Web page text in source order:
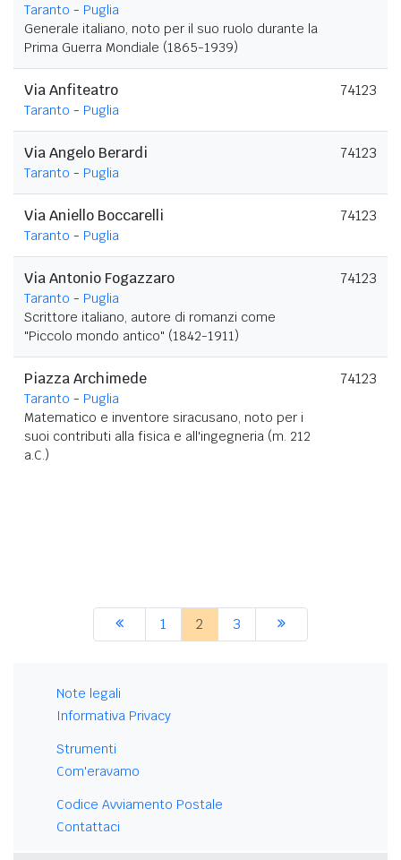
Taranto - Puglia
Generale italiano, noto per il suo ruolo durante la
Prima Guerra Mondiale (1865-1939)
Via Anfiteatro
Taranto - Puglia
74123
Via Angelo Berardi
Taranto - Puglia
74123
Via Aniello Boccarelli
Taranto - Puglia
74123
Via Antonio Fogazzaro
Taranto - Puglia
Scrittore italiano, autore di romanzi come
"Piccolo mondo antico" (1842-1911)
74123
Piazza Archimede
Taranto - Puglia
Matematico e inventore siracusano, noto per i
suoi contributi alla fisica e all'ingegneria (m. 212
a.C.)
74123
1 2 3
Note legali
Informativa Privacy
Strumenti
Com'eravamo
Codice Avviamento Postale
Contattaci